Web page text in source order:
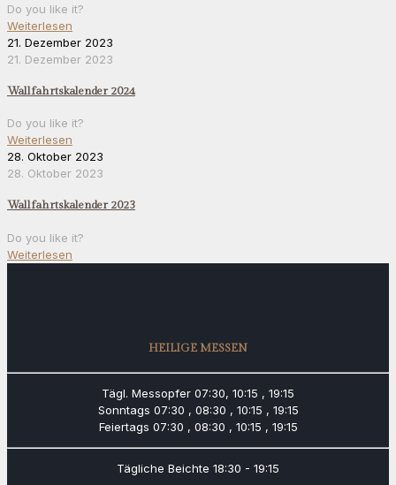
Do you like it?
Weiterlesen
21. Dezember 2023
21. Dezember 2023
Wallfahrtskalender 2024
Do you like it?
Weiterlesen
28. Oktober 2023
28. Oktober 2023
Wallfahrtskalender 2023
Do you like it?
Weiterlesen
HEILIGE MESSEN
Tägl. Messopfer 07:30, 10:15 , 19:15
Sonntags 07:30 , 08:30 , 10:15 , 19:15
Feiertags 07:30 , 08:30 , 10:15 , 19:15
Tägliche Beichte 18:30 - 19:15